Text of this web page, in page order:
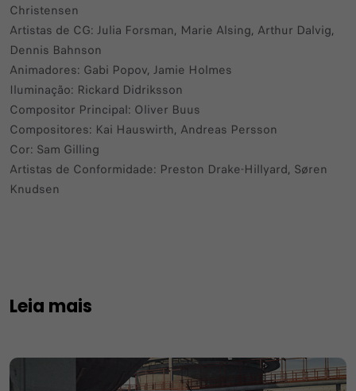
Christensen
Artistas de CG: Julia Forsman, Marie Alsing, Arthur Dalvig,
Dennis Bahnson
Animadores: Gabi Popov, Jamie Holmes
Iluminação: Rickard Didriksson
Compositor Principal: Oliver Buus
Compositores: Kai Hauswirth, Andreas Persson
Cor: Sam Gilling
Artistas de Conformidade: Preston Drake-Hillyard, Søren
Knudsen
Leia mais